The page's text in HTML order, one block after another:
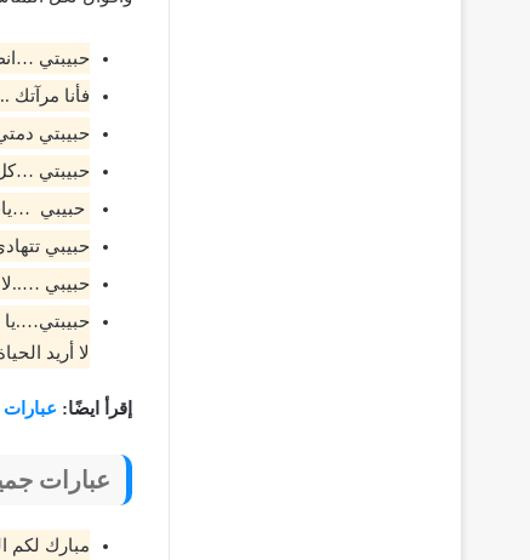
حبيبتي
فأنا
حبيبتي
حبيبتي
حبيبي
حبيبي
حبيبي
لا أريد
إقرأ ايضًا:
عبارات
مبارك لكم